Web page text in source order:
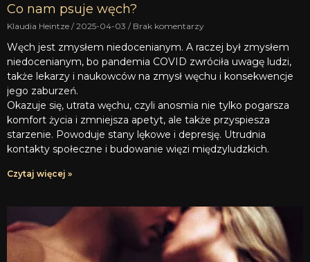
Co nam psuje węch?
Klaudia Heintze 2025-04-03 Brak komentarzy
Węch jest zmysłem niedocenianym. A raczej był zmysłem
niedocenianym, bo pandemia COVID zwróciła uwagę ludzi,
także lekarzy i naukowców na zmysł węchu i konsekwencje
jego zaburzeń.
Okazuje się, utrata węchu, czyli anosmia nie tylko pogarsza
komfort życia i zmniejsza apetyt, ale także przyspiesza
starzenie. Powoduje stany lękowe i depresję. Utrudnia
kontakty społeczne i budowanie więzi międzyludzkich.
Czytaj więcej »